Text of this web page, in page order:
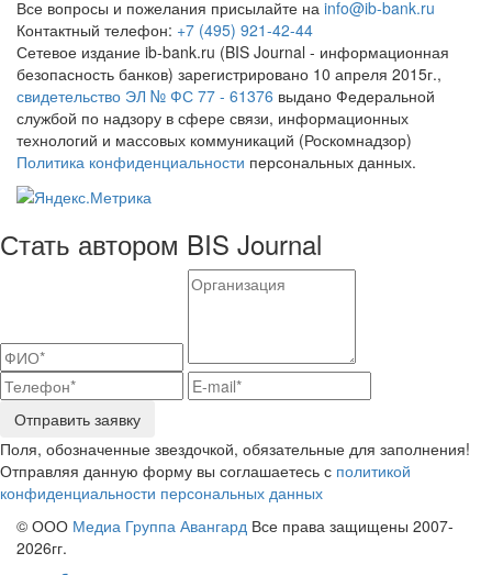
Все вопросы и пожелания присылайте на info@ib-bank.ru
Контактный телефон: +7 (495) 921-42-44
Сетевое издание ib-bank.ru (BIS Journal - информационная
безопасность банков) зарегистрировано 10 апреля 2015г.,
свидетельство ЭЛ № ФС 77 - 61376 выдано Федеральной
службой по надзору в сфере связи, информационных
технологий и массовых коммуникаций (Роскомнадзор)
Политика конфиденциальности персональных данных.
Стать автором BIS Journal
Отправить заявку
Поля, обозначенные звездочкой, обязательные для заполнения!
Отправляя данную форму вы соглашаетесь с политикой
конфиденциальности персональных данных
© ООО Медиа Группа Авангард Все права защищены 2007-
2026гг.